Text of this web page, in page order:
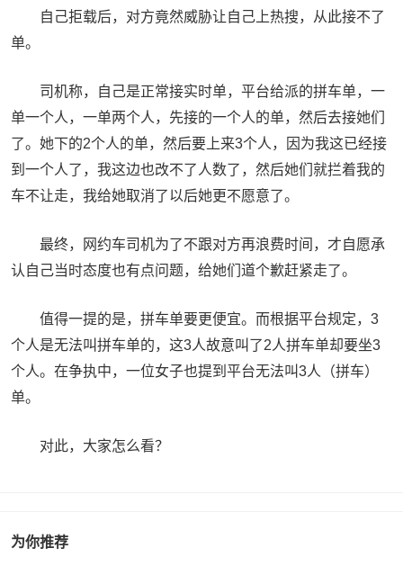
自己拒载后，对方竟然威胁让自己上热搜，从此接不了
单。
司机称，自己是正常接实时单，平台给派的拼车单，一
单一个人，一单两个人，先接的一个人的单，然后去接她们
了。她下的2个人的单，然后要上来3个人，因为我这已经接
到一个人了，我这边也改不了人数了，然后她们就拦着我的
车不让走，我给她取消了以后她更不愿意了。
最终，网约车司机为了不跟对方再浪费时间，才自愿承
认自己当时态度也有点问题，给她们道个歉赶紧走了。
值得一提的是，拼车单要更便宜。而根据平台规定，3
个人是无法叫拼车单的，这3人故意叫了2人拼车单却要坐3
个人。在争执中，一位女子也提到平台无法叫3人（拼车）
单。
对此，大家怎么看？
为你推荐